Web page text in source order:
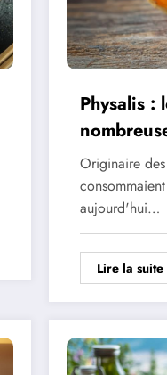
Physalis :
l’assiette
Originaire
aujourd'hui…
Lire la suite